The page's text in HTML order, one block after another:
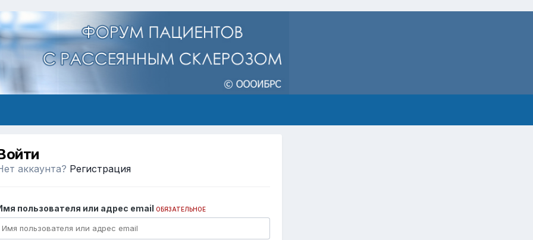
аккаунта? Регистрация
пользователя или адрес email ОБЯЗАТЕЛЬНОЕ